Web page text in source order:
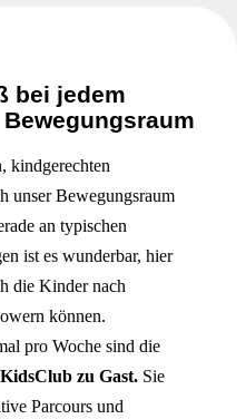
bei jedem
kindgerechten
unser Bewegungsraum
an typischen
ist es wunderbar, hier
die Kinder nach
können.
pro Woche sind die
zu Gast. Sie
Parcours und